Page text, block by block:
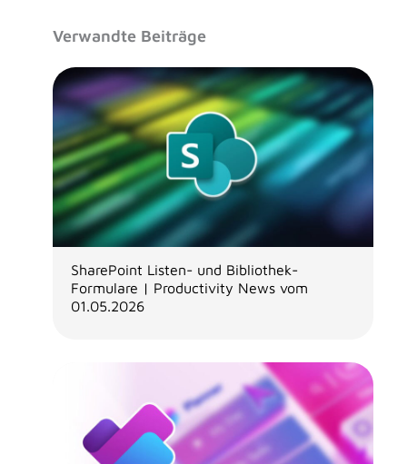
Verwandte Beiträge
SharePoint Listen- und Bibliothek-
Formulare | Productivity News vom
01.05.2026